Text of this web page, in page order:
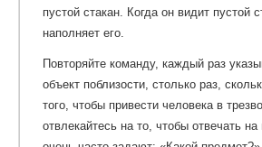
пустой стакан. Когда он видит пустой
наполняет его.
Повторяйте команду, каждый раз
объект поблизости, столько раз,
того, чтобы привести человека в
отвлекайтесь на то, чтобы отвечать